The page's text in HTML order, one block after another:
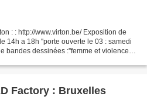
: : http://www.virton.be/ Exposition de
14h a 18h ''porte ouverte le 03 : samedi
bandes dessinées :''femme et violence
Factory : Bruxelles